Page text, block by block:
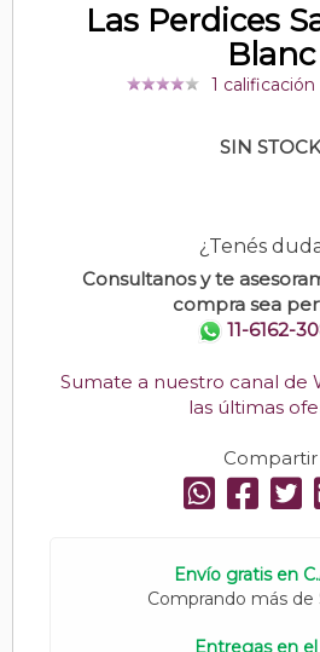
Las Perdices
Blanc
1 calificación
SIN STOCK
¿Tenés
Consultanos y te
compra sea
11-6162-
Sumate a nuestro canal de
las últimas
Compartir
Envío gratis en
Comprando más
Entregas en